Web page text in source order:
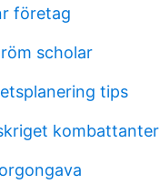
företag
scholar
tips
kombattanter